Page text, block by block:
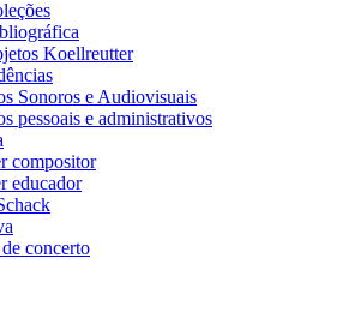
Koellreutter
Sonoros e Audiovisuais
pessoais e administrativos
compositor
educador
concerto